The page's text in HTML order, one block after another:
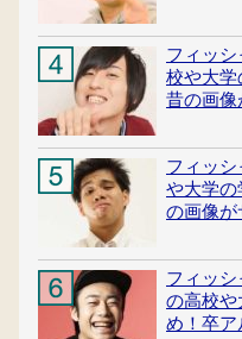
フィッ
校や大学
昔の画像
フィッ
や大学の
の画像が
フィッ
の高校や
め！卒ア